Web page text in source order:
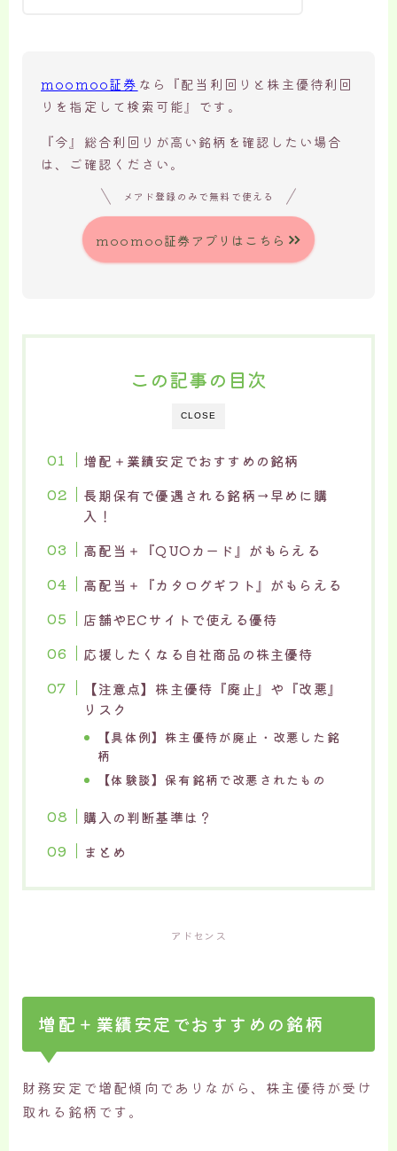
moomoo証券 なら『配当利回りと株主優待利回
りを指定して検索可能』です。
『今』総合利回りが高い銘柄を確認したい場合
は、ご確認ください。
メアド登録のみで無料で使える
moomoo証券アプリはこちら
CLOSE
この記事の目次
増配＋業績安定でおすすめの銘柄
長期保有で優遇される銘柄→早めに購
入！
高配当＋『QUOカード』がもらえる
高配当＋『カタログギフト』がもらえる
店舗やECサイトで使える優待
応援したくなる自社商品の株主優待
【注意点】株主優待『廃止』や『改悪』
リスク
【具体例】株主優待が廃止・改悪した銘
柄
【体験談】保有銘柄で改悪されたもの
購入の判断基準は？
まとめ
アドセンス
増配＋業績安定でおすすめの銘柄
財務安定で増配傾向でありながら、株主優待が受け
取れる銘柄です。